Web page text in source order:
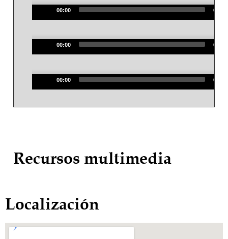
00:00 00:00
00:00 00:00
00:00 00:00
Recursos multimedia
Localización